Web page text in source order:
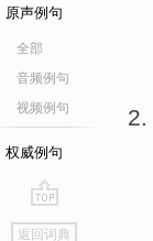
原声例句
全部
音频例句
视频例句
权威例句
go
返回词典